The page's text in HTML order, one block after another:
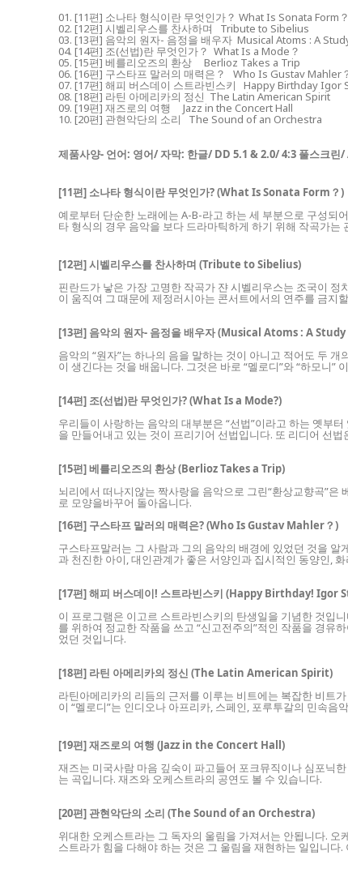
01. [11편] 소나타 형식이란 무엇인가？ What Is Sonata Form
02. [12편] 시벨리우스를 찬사하며 Tribute to Sibelius
03. [13편] 음악의 원자- 음정을 배우자 Musical Atoms : A
04. [14편] 조(선법)란 무엇인가？ What Is a Mode？
05. [15편] 베를리오즈의 환상 Berlioz Takes a Trip
06. [16편] 구스타프 말러의 매력은？ Who Is Gustav Mahler
07. [17편] 해피 버스데이 스트라빈스키 Happy Birthday Igor
08. [18편] 라틴 아메리카의 정신 The Latin American Spirit
09. [19편] 재즈로의 여행 Jazz in the Concert Hall
10. [20편] 관현악단의 소리 The Sound of an Orchestra
제품사양- 언어: 영어/ 자막: 한글/ DD 5.1 & 2.0/ 4:3 풀스크린
[11편] 소나타 형식이란 무엇인가? (What Is Sonata Form？)
예로부터 단순한 노래에는 A-B-라고 하는 세 부분으로 구성되
타 형식의 경우 음악을 보다 드라마틱하게 하기 위해 작곡가
[12편] 시벨리우스를 찬사하며 (Tribute to Sibelius)
핀란드가 낳은 가장 고명한 작곡가 쟌 시벨리우스는 조국이
이 움직여 그 때문에 제정러시아는 콘서트에서의 연주를 금지
[13편] 음악의 원자- 음정을 배우자(Musical Atoms : A
음악의 “원자”는 하나의 음을 말하는 것이 아니고 적어도 두
이 생긴다는 것을 배웁니다. 그것은 바로 “멜로디”와 “하모니”
[14편] 조(선법)란 무엇인가? (What Is a Mode?)
우리들이 사랑하는 음악의 대부분은 “선법”이라고 하는 옛부
을 만들어내고 있는 것이 프리기어 선법입니다. 또 리디어 선
[15편] 베를리오즈의 환상 (Berlioz Takes a Trip)
뇌리에서 떠나지않는 짝사랑을 음악으로 그린“환상교향곡”은
로 모양을바꾸어 돌아옵니다.
[16편] 구스타프 말러의 매력은? (Who Is Gustav Mahler？)
구스타프말러는 그 사람과 그의 음악의 배경에 있었던 것을
과 천진한 아이, 대인관계가 좋은 서양인과 집시적인 동양인,
[17편] 해피 버스데이! 스트라빈스키 (Happy Birthday! Igor
이 프로그램은 이고르 스트라빈스키의 탄생일을 기념한 것입
를 위하여 정교한 작품을 쓰고 “신고전주의”적인 작품을 경유
었던 것입니다.
[18편] 라틴 아메리카의 정신 (The Latin American Spirit)
라틴아메리카의 리듬의 근저를 이루는 비트에는 복잡한 비트
이 “멜로디”는 인디오나 아프리카, 스페인, 포루투갈의 민속
[19편] 재즈로의 여행 (Jazz in the Concert Hall)
재즈는 미국사람 마음 깊숙이 파고들어 포크뮤직이나 심포닉
는 곡입니다. 재즈와 오케스트라의 공연도 볼 수 있습니다.
[20편] 관현악단의 소리 (The Sound of an Orchestra)
위대한 오케스트라는 그 독자의 울림을 가져서는 안됩니다.
스트라가 힘을 다해야 하는 것은 그 울림을 재현하는 일입니